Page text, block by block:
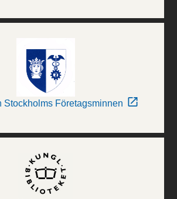
Stockholms Företagsminnen